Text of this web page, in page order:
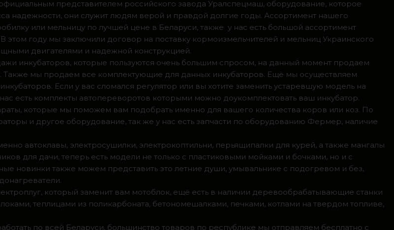
представителем российского завода Уралспецмаш, оборудование, которое
надежности, они служит людям верой и правдой долгие годы. Ассортимент нашего
или мельницу по лучшей цене в Беларуси, также у нас есть большой ассортимент
году мы заключили договор на поставку кормоизмельчителей и мельниц Украинского
двигателями и надежной конструкцией.
инкубаторов, которые пользуются очень большим спросом, на данный момент продаем
Также мы продаем все комплектующие для данных инкубаторов. Ещё мы осуществляем
Если у вас сломался регулятор или вы хотите заменить устаревшую модель на
есть комплекты автопереворотов которыми можно доукомплектовать ваш инкубатор.
которые мы поможем вам подобрать именно для вашего количества коров или коз. По
и другое оборудование, так же у нас есть запчасти по оборудованию Фермер, наличие
автоклавы, электросушилки, электрокоптильни, перьящипалки для курей, а также мангалы
для дачи, теперь есть модели не только с пластиковыми мойками и бочками, но и с
новинки также можем представить это летние души, умывальнике с подогревом и без,
который заменит вам мотоблок, ещё есть в наличии деревообрабатывающие станки
теплицами из поликарбоната, бетономешалками, печками, котлами на твердом топливе,
по всей Беларуси, большинство товаров по республике мы отправляем бесплатно с